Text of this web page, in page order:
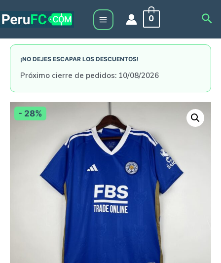
to
Main
Menu
0
¡NO DEJES ESCAPAR LOS DESCUENTOS!
Próximo cierre de pedidos: 10/08/2026
- 28%